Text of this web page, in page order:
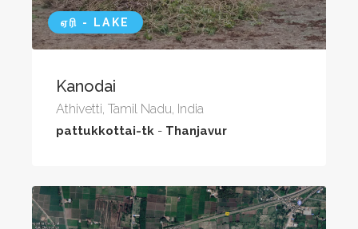
ஏரி - LAKE
Kanodai
Athivetti, Tamil Nadu, India
pattukkottai-tk - Thanjavur